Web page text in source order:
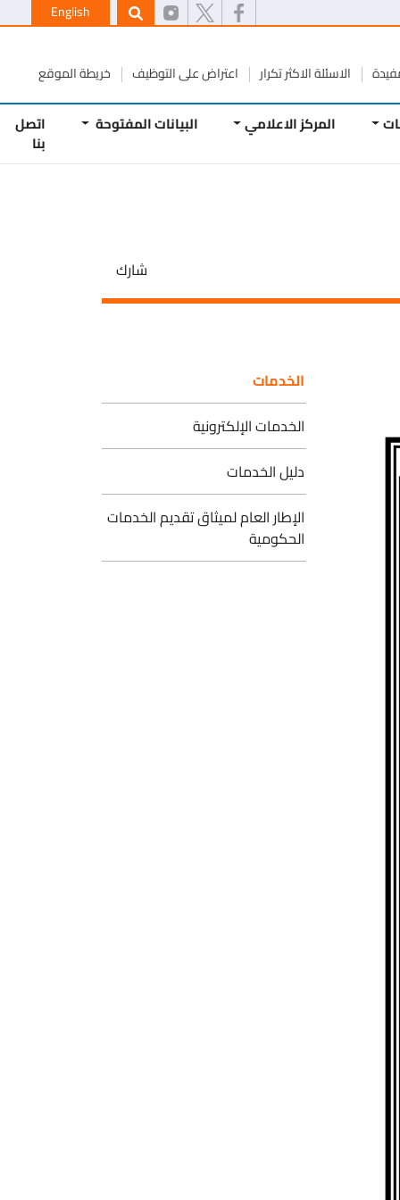
English
الاسئلة الاكثر تكرار اعتراض على التوظيف خريطة الموقع
المركز الاعلامي البيانات المفتوحة اتصل
شارك
الخدمات
الخدمات الإلكترونية
دليل الخدمات
الإطار العام لميثاق تقديم الخدمات
الحكومية